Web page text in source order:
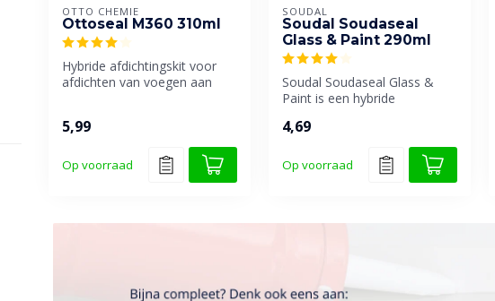
OTTO CHEMIE
Ottoseal M360 310ml
Hybride afdichtingskit voor
afdichten van voegen aan
5,99
Op voorraad
SOUDAL
Soudal Soudaseal
Glass & Paint 290ml
Soudal Soudaseal Glass &
Paint is een hybride
ontwikkeld...
4,69
Op voorraad